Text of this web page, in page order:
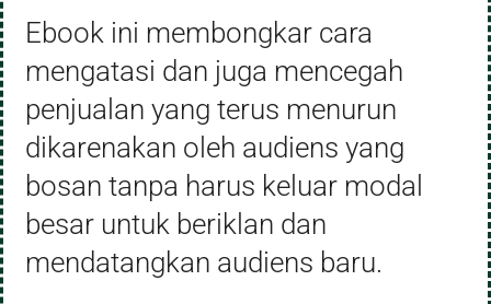
Ebook ini membongkar cara
mengatasi dan juga mencegah
penjualan yang terus menurun
dikarenakan oleh audiens yang
bosan tanpa harus keluar modal
besar untuk beriklan dan
mendatangkan audiens baru.